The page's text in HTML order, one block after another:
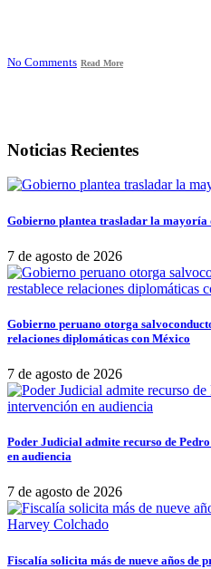
No Comments Read More
Noticias Recientes
Gobierno plantea trasladar la mayoría
7 de agosto de 2026
Gobierno peruano otorga
relaciones diplomáticas con México
7 de agosto de 2026
Poder Judicial admite recurso de
en audiencia
7 de agosto de 2026
Fiscalía solicita más de nueve años de